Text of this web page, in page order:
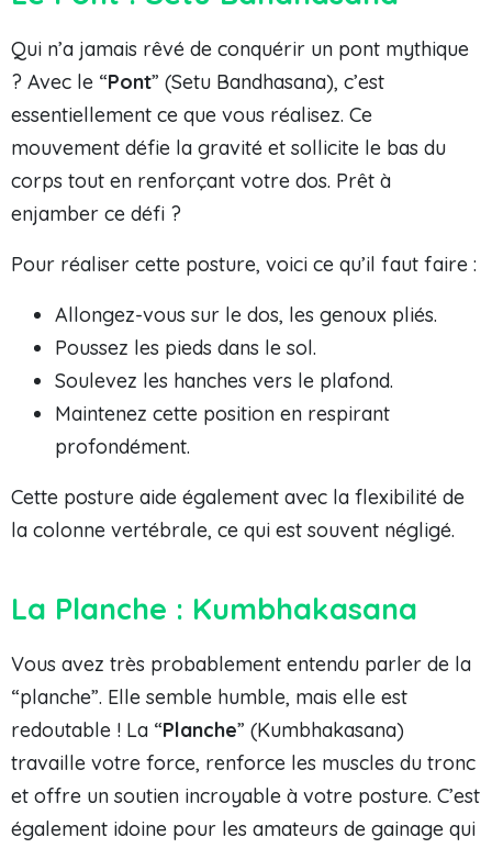
Qui n’a jamais rêvé de conquérir un pont mythique
? Avec le “Pont” (Setu Bandhasana), c’est
essentiellement ce que vous réalisez. Ce
mouvement défie la gravité et sollicite le bas du
corps tout en renforçant votre dos. Prêt à
enjamber ce défi ?
Pour réaliser cette posture, voici ce qu’il faut faire :
Allongez-vous sur le dos, les genoux pliés.
Poussez les pieds dans le sol.
Soulevez les hanches vers le plafond.
Maintenez cette position en respirant
profondément.
Cette posture aide également avec la flexibilité de
la colonne vertébrale, ce qui est souvent négligé.
La Planche : Kumbhakasana
Vous avez très probablement entendu parler de la
“planche”. Elle semble humble, mais elle est
redoutable ! La “Planche” (Kumbhakasana)
travaille votre force, renforce les muscles du tronc
et offre un soutien incroyable à votre posture. C’est
également idoine pour les amateurs de gainage qui